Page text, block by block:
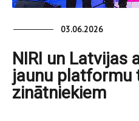
03.06.2026
NIRI un Latvijas
jaunu platformu
zinātniekiem